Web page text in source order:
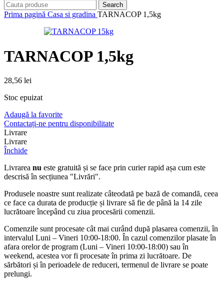
Search
Prima pagină Casa si gradina TARNACOP 1,5kg
TARNACOP 1,5kg
28,56 lei
Stoc epuizat
Adaugă la favorite
Contactați-ne pentru disponibilitate
Livrare
Livrare
Închide
Livrarea nu este gratuită și se face prin curier rapid așa cum este
descrisă în secțiunea "Livrări".
Produsele noastre sunt realizate câteodată pe bază de comandă, ceea
ce face ca durata de producție și livrare să fie de până la 14 zile
lucrătoare începând cu ziua procesării comenzii.
Comenzile sunt procesate cât mai curând după plasarea comenzii, în
intervalul Luni – Vineri 10:00-18:00. În cazul comenzilor plasate în
afara orelor de program (Luni – Vineri 10:00-18:00) sau în
weekend, acestea vor fi procesate în prima zi lucrătoare. De
sărbători și în perioadele de reduceri, termenul de livrare se poate
prelungi.